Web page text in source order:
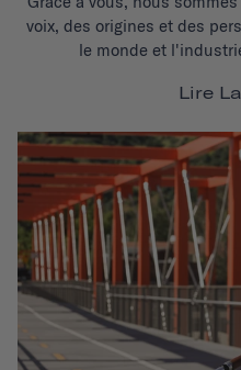
voix, des origines et des
le monde et
Lire